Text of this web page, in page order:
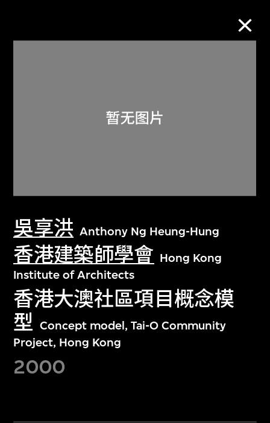
吳享洪 Anthony Ng Heung-Hung
香港建築師學會 Hong Kong
Institute of Architects
香港大澳社區項目概念模
型 Concept model, Tai-O Community
Project, Hong Kong
2000
关于M+藏品
探索世界顶级的二十及二十一世纪视觉
文化藏品。